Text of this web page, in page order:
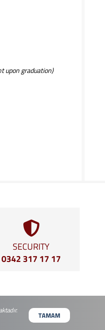
TAMAM
upon graduation)
SECURITY
0342 317 17 17